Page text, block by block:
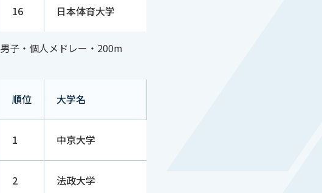
16 日本体育大学
男子・個人メドレー・200m
順位 大学名
1 中京大学
2 法政大学